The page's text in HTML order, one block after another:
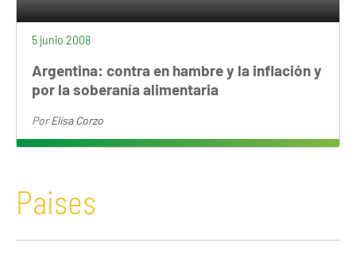
5 junio 2008
Argentina: contra en hambre y la inflación y
por la soberanía alimentaria
PorElisa Corzo
Paises